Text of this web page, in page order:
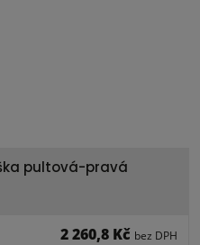
pultová-pravá
2 260,8 Kč bez DPH